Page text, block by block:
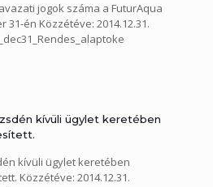
jogok száma a FuturAqua
31-én Közzétéve: 2014.12.31.
kívüli ügylet keretében
kívüli ügylet keretében
Közzétéve: 2014.12.31.